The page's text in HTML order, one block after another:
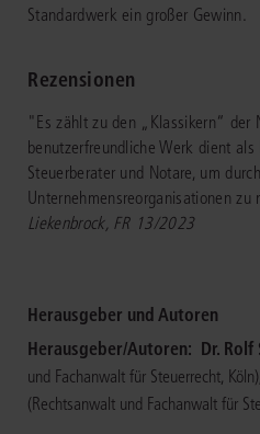
Standardwerk ein großer Gewinn.
Rezensionen
"Es zählt zu den „Klassikern“ der
benutzerfreundliche Werk dient als
Steuerberater und Notare, um
Unternehmensreorganisationen zu
Liekenbrock, FR 13/2023
Herausgeber und Autoren
Herausgeber/Autoren: Dr. Rolf
und Fachanwalt für Steuerrecht, Köln)
(Rechtsanwalt und Fachanwalt für